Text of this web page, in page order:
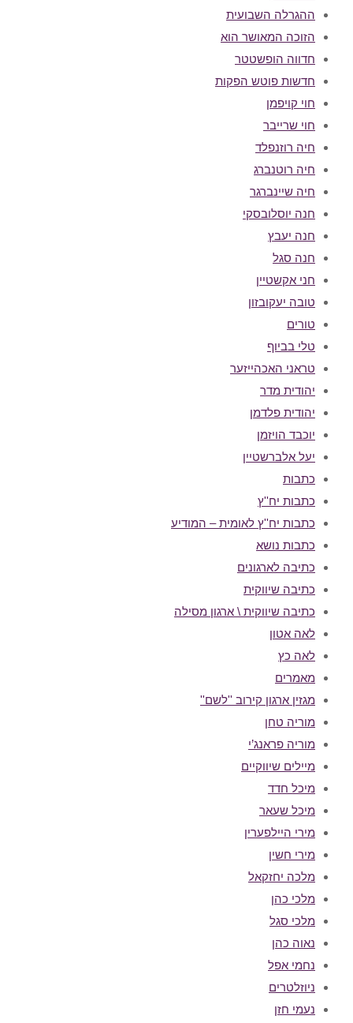
ההגרלה השבועית
הזוכה המאושר הוא
חדווה הופשטטר
חדשות פוטש הפקות
חוי קויפמן
חוי שרייבר
חיה רוזנפלד
חיה רוטנברג
חיה שיינברגר
חנה יוסלובסקי
חנה יעבץ
חנה סגל
חני אקשטיין
טובה יעקובזון
טורים
טלי בביוף
טראני האכהייזער
יהודית מדר
יהודית פלדמן
יוכבד הויזמן
יעל אלברשטיין
כתבות
כתבות יח''ץ
כתבות יח''ץ לאומית – המודיע
כתבות נושא
כתיבה לארגונים
כתיבה שיווקית
כתיבה שיווקית \ ארגון מסילה
לאה אטון
לאה כץ
מאמרים
מגזין ארגון קירוב ''לשם''
מוריה טחן
מוריה פראנג’י
מיילים שיווקיים
מיכל חדד
מיכל שעאר
מירי היילפערין
מירי חשין
מלכה יחזקאל
מלכי כהן
מלכי סגל
נאוה כהן
נחמי אפל
ניוזלטרים
נעמי חזן